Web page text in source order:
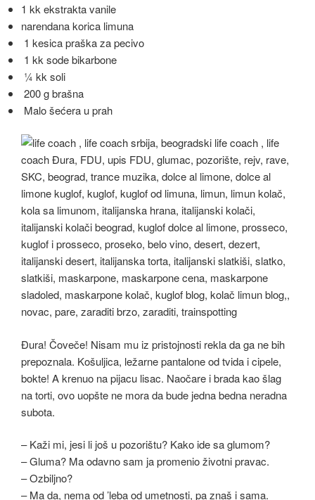
1 kk ekstrakta vanile
narendana korica limuna
1 kesica praška za pecivo
1 kk sode bikarbone
¼ kk soli
200 g brašna
Malo šećera u prah
Đura! Čoveče! Nisam mu iz pristojnosti rekla da ga ne bih
prepoznala. Košuljica, ležarne pantalone od tvida i cipele,
bokte! A krenuo na pijacu lisac. Naočare i brada kao šlag
na torti, ovo uopšte ne mora da bude jedna bedna neradna
subota.
– Kaži mi, jesi li još u pozorištu? Kako ide sa glumom?
– Gluma? Ma odavno sam ja promenio životni pravac.
– Ozbiljno?
– Ma da, nema od ’leba od umetnosti, pa znaš i sama.